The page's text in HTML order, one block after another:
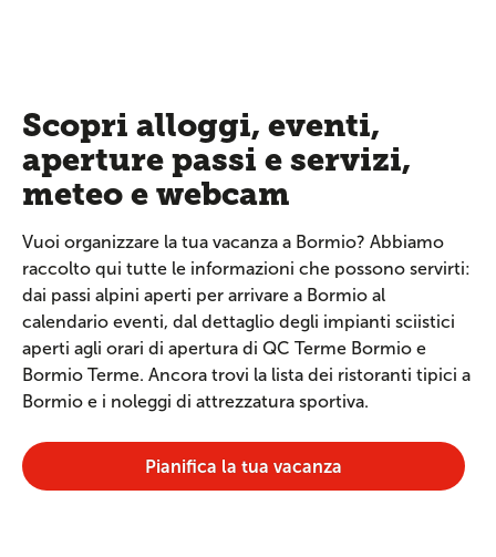
Scopri alloggi, eventi,
aperture passi e servizi,
meteo e webcam
Vuoi organizzare la tua vacanza a Bormio? Abbiamo
raccolto qui tutte le informazioni che possono servirti:
dai passi alpini aperti per arrivare a Bormio al
calendario eventi, dal dettaglio degli impianti sciistici
aperti agli orari di apertura di QC Terme Bormio e
Bormio Terme. Ancora trovi la lista dei ristoranti tipici a
Bormio e i noleggi di attrezzatura sportiva.
Pianifica la tua vacanza